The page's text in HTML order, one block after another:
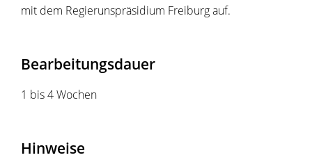
mit dem Regierunspräsidium Freiburg auf.
Bearbeitungsdauer
1 bis 4 Wochen
Hinweise